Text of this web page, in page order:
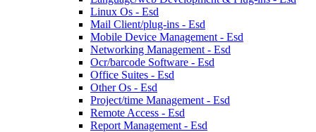
Linux Os - Esd
Mail Client/plug-ins - Esd
Mobile Device Management - Esd
Networking Management - Esd
Ocr/barcode Software - Esd
Office Suites - Esd
Other Os - Esd
Project/time Management - Esd
Remote Access - Esd
Report Management - Esd